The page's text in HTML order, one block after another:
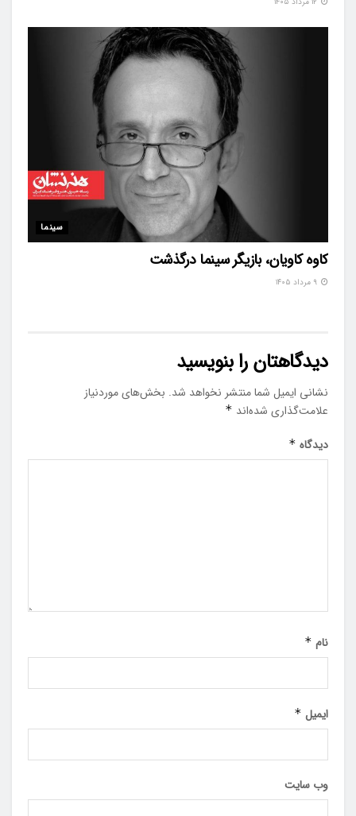
سینما
کاوه کاویان، بازیگر سینما درگذشت
دیدگاهتان را بنویسید
نشانی ایمیل شما منتشر نخواهد شد. بخش‌های موردنیاز
علامت‌گذاری شده‌اند *
دیدگاه *
نام *
ایمیل *
وب‌ سایت